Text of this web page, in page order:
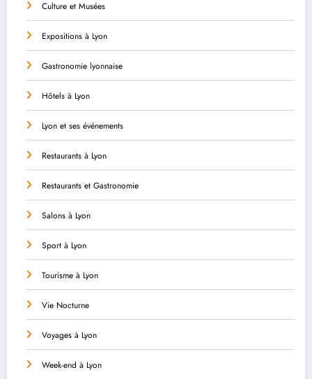
Culture et Musées
Expositions à Lyon
Gastronomie lyonnaise
Hôtels à Lyon
Lyon et ses événements
Restaurants à Lyon
Restaurants et Gastronomie
Salons à Lyon
Sport à Lyon
Tourisme à Lyon
Vie Nocturne
Voyages à Lyon
Week-end à Lyon